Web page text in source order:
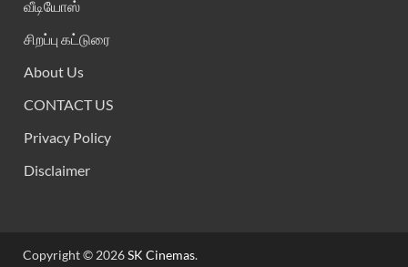
வீடியோஸ்
சிறப்பு கட்டுரை
About Us
CONTACT US
Privacy Policy
Disclaimer
Copyright © 2026SK Cinemas.